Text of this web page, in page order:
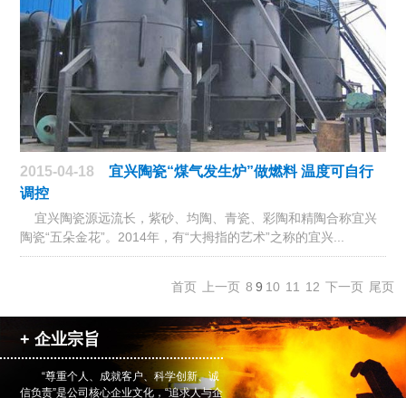
2015-04-18
宜兴陶瓷“煤气发生炉”做燃料 温度可自行
调控
宜兴陶瓷源远流长，紫砂、均陶、青瓷、彩陶和精陶合称宜兴
陶瓷“五朵金花”。2014年，有“大拇指的艺术”之称的宜兴...
首页 上一页 8 9 10 11 12 下一页 尾页
+ 企业宗旨
“尊重个人、成就客户、科学创新、诚
信负责”是公司核心企业文化，“追求人与企